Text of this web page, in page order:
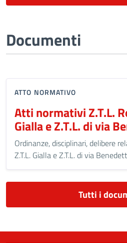
Documenti
ATTO NORMATIVO
Atti normativi Z.T.L.
Gialla e Z.T.L. di via
Ordinanze, disciplinari, delibere
Z.T.L. Gialla e Z.T.L. di via
Tutti i